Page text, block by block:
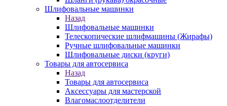
Шлифовальные машинки
Назад
Шлифовальные машинки
Телескопические шлифмашины (Жирафы)
Ручные шлифовальные машинки
Шлифовальные диски (круги)
Товары для автосервиса
Назад
Товары для автосервиса
Аксессуары для мастерской
Влагомаслоотделители